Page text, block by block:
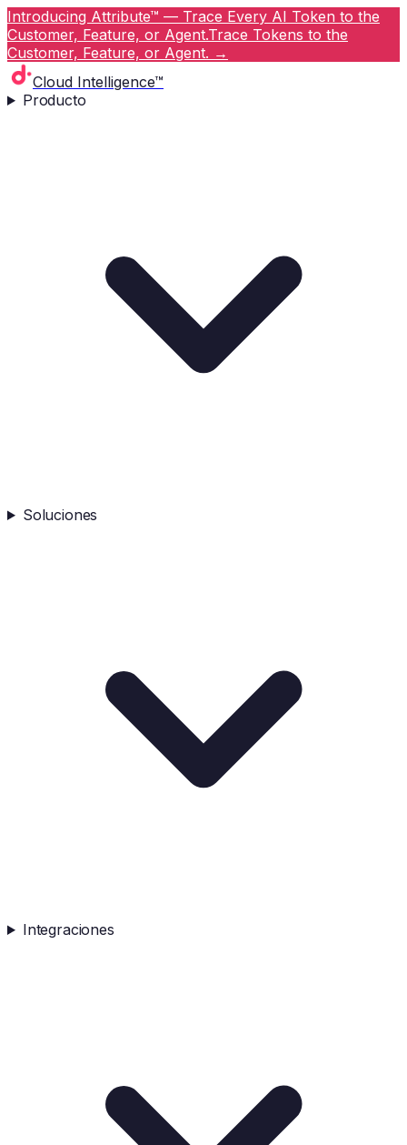
Introducing Attribute™ — Trace Every AI Token to the
Customer, Feature, or Agent.Trace Tokens to the
Customer, Feature, or Agent. →
Cloud Intelligence™
Producto
Soluciones
Integraciones